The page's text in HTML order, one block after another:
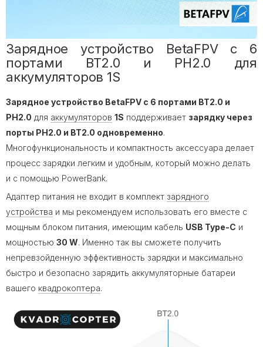
Зарядное устройство BetaFPV с 6
портами BT2.0 и PH2.0 для
аккумуляторов 1S
Зарядное устройство BetaFPV с 6 портами BT2.0 и
PH2.0 для аккумуляторов 1S поддерживает зарядку через
порты PH2.0 и BT2.0 одновременно.
Многофункциональность и компактность аксессуара делает
процесс зарядки легким и удобным, который можно делать
и с помощью PowerBank.
Адаптер питания не входит в комплект зарядного
устройства и мы рекомендуем использовать его вместе с
мощным блоком питания, имеющим кабель USB Type-C и
мощностью 30 W. Именно так вы сможете получить
непревзойденную эффективность зарядки и максимально
быстро и безопасно зарядить аккумуляторные батареи
вашего квадрокоптера.